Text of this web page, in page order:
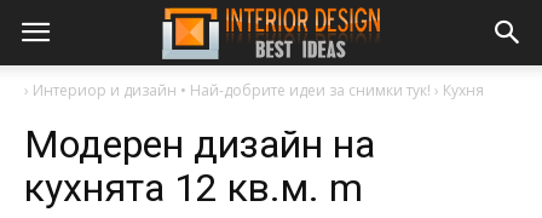
› Интериор и дизайн • Най-добрите идеи за снимки тук! › Кухня
Модерен дизайн на
кухнята 12 кв.м. m